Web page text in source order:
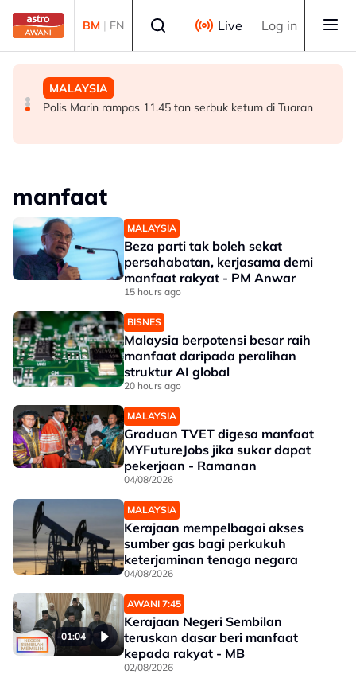
Skip to main content
BM | EN Live Log in
MALAYSIA
Kes penagihan dadah di Terengganu turun 7.2 peratus -
MALAYSIA
Pengalaman Malaysia tangani kepelbagaian agama
MALAYSIA
Polis Marin rampas 11.45 tan serbuk ketum di Tuaran
manfaat
MALAYSIA
Beza parti tak boleh sekat
persahabatan, kerjasama demi
manfaat rakyat - PM Anwar
15 hours ago
BISNES
Malaysia berpotensi besar raih
manfaat daripada peralihan
struktur AI global
20 hours ago
MALAYSIA
Graduan TVET digesa manfaat
MYFutureJobs jika sukar dapat
pekerjaan - Ramanan
04/08/2026
MALAYSIA
Kerajaan mempelbagai akses
sumber gas bagi perkukuh
keterjaminan tenaga negara
04/08/2026
01:04
AWANI 7:45
Kerajaan Negeri Sembilan
teruskan dasar beri manfaat
kepada rakyat - MB
02/08/2026